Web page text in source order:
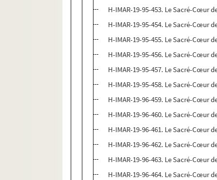
H-IMAR-19-95-453. Le Sacré-Cœur
H-IMAR-19-95-454. Le Sacré-Cœur
H-IMAR-19-95-455. Le Sacré-Cœur
H-IMAR-19-95-456. Le Sacré-Cœur
H-IMAR-19-95-457. Le Sacré-Cœur
H-IMAR-19-95-458. Le Sacré-Cœur
H-IMAR-19-96-459. Le Sacré-Cœur
H-IMAR-19-96-460. Le Sacré-Cœur
H-IMAR-19-96-461. Le Sacré-Cœur
H-IMAR-19-96-462. Le Sacré-Cœur
H-IMAR-19-96-463. Le Sacré-Cœur
H-IMAR-19-96-464. Le Sacré-Cœur